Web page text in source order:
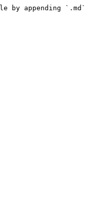
by appending `.md`